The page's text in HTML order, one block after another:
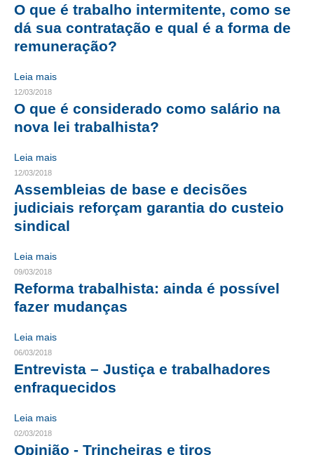
FGTS CORREÇÃO
LEGISLAÇÃO
LEI 4.950-A/1966 – PISO SALARIAL
LEI 5.194/1966 – REGULAMENTAÇÃO DA PROFISSÃO
HOMOLOGAÇÕES
PISO SALARIAL
FIQUE POR DENTRO
OPORTUNIDADES
APRESENTAÇÃO
EMPREGO E ESTÁGIO
CARREIRA
AUTÔNOMOS E SERVIÇOS
O que é trabalho intermitente, como se
dá sua contratação e qual é a forma de
remuneração?
Leia mais
12/03/2018
O que é considerado como salário na
nova lei trabalhista?
Leia mais
12/03/2018
Assembleias de base e decisões
judiciais reforçam garantia do custeio
sindical
Leia mais
09/03/2018
Reforma trabalhista: ainda é possível
fazer mudanças
Leia mais
06/03/2018
Entrevista – Justiça e trabalhadores
enfraquecidos
Leia mais
02/03/2018
Opinião - Trincheiras e tiros